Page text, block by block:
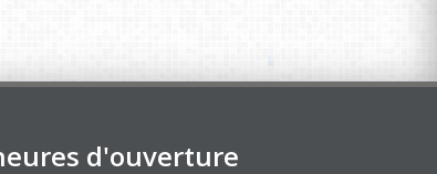
d'ouverture